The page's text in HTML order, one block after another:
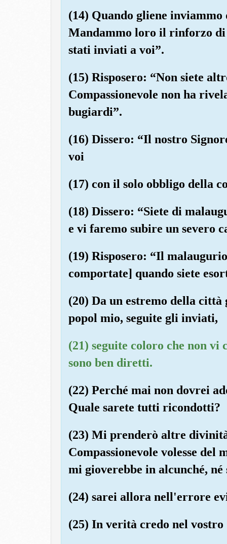
(14) Quando gliene
Mandammo loro il rinforzo
stati inviati a voi”.
(15) Risposero: “Non siete
Compassionevole non ha
bugiardi”.
(16) Dissero: “Il nostro
voi
(17) con il solo obbligo della
(18) Dissero: “Siete di
e vi faremo subire un severo
(19) Risposero: “Il
comportate] quando siete
(20) Da un estremo della città
popol mio, seguite gli inviati,
(21) seguite coloro che non vi
sono ben diretti.
(22) Perché mai non dovrei
Quale sarete tutti ricondotti?
(23) Mi prenderò altre
Compassionevole volesse del
mi gioverebbe in alcunché,
(24) sarei allora nell'errore
(25) In verità credo nel